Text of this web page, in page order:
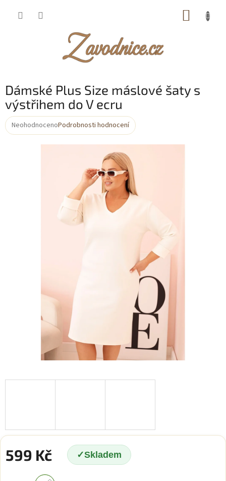
Dámské Plus Size máslové šaty s
výstřihem do V ecru
Průměrné
NeohodnocenoPodrobnosti hodnocení
599 Kč Skladem